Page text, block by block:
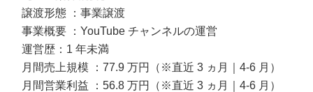
譲渡形態 ：事業譲渡
事業概要 ：YouTube チャンネルの運営
運営歴：1 年未満
月間売上規模 ：77.9 万円（※直近 3 ヵ月｜4-6 月）
月間営業利益 ：56.8 万円（※直近 3 ヵ月｜4-6 月）